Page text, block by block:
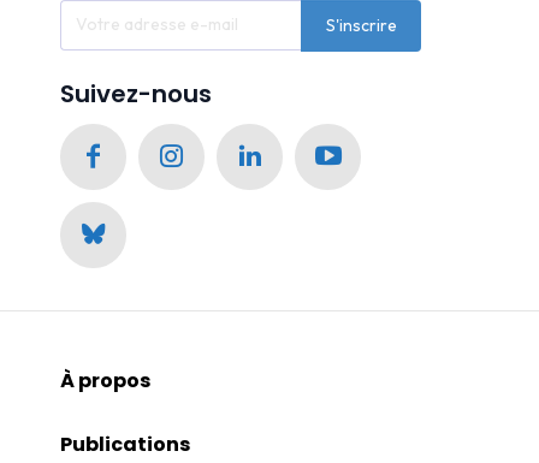
S'inscrire
Suivez-nous
À propos
Publications